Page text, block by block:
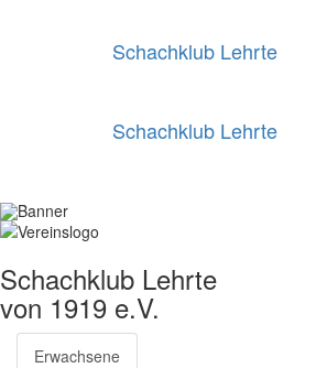
Schachklub Lehrte
Schachklub Lehrte
Schachklub Lehrte
von 1919 e.V.
Erwachsene